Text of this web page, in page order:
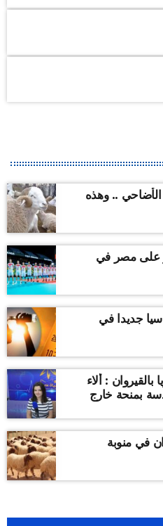
.. وهذه
على مصر في
جديدا في
بالقيروان : ألاء
بمنحة خارج
في منوبة